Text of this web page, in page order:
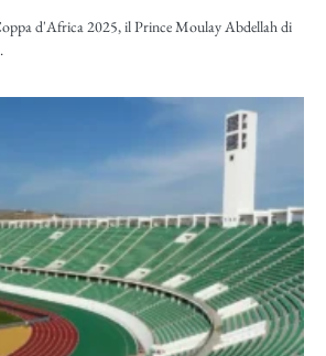
d'Africa 2025, il Prince Moulay Abdellah di